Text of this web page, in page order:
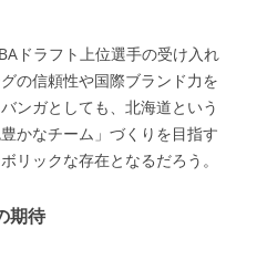
ドラフト上位選手の受け入れ
の信頼性や国際ブランド力を
ンガとしても、北海道という
かなチーム」づくりを目指す
リックな存在となるだろう。
期待